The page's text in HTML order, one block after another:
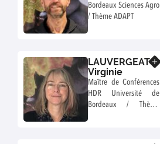
Bordeaux Sciences Agro
/ Thème ADAPT
LAUVERGEAT
Virginie
Maître de Conférences
HDR Université de
Bordeaux / Thème